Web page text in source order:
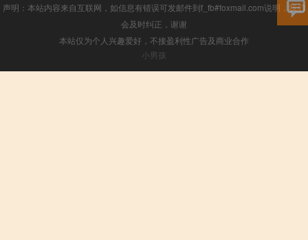
声明：本站内容来自互联网，如信息有错误可发邮件到f_fb#foxmail.com说明，我们
会及时纠正，谢谢
本站仅为个人兴趣爱好，不接盈利性广告及商业合作
小男孩